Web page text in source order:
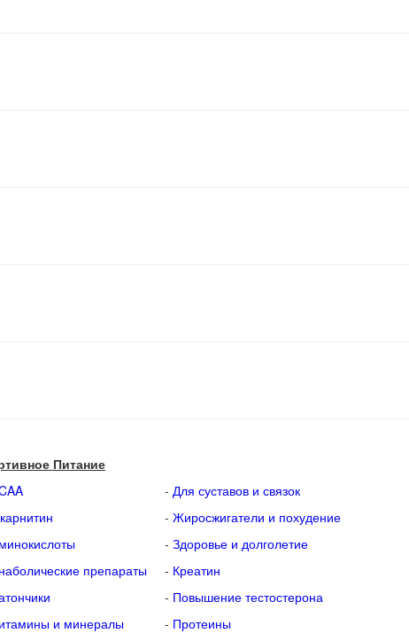
Питание
препараты
и минералы
- Для суставов и связок
- Жиросжигатели и похудение
- Здоровье и долголетие
- Креатин
- Повышение тестостерона
- Протеины